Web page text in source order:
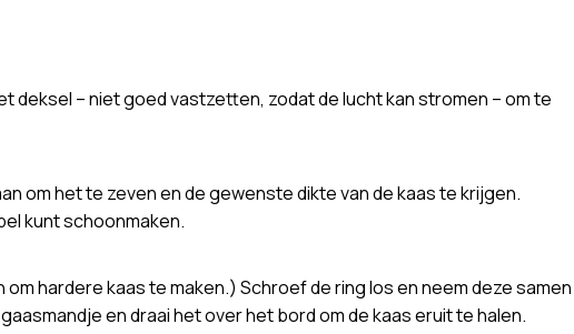
deksel – niet goed vastzetten, zodat de lucht kan stromen – om te
om het te zeven en de gewenste dikte van de kaas te krijgen.
kunt schoonmaken.
hardere kaas te maken.) Schroef de ring los en neem deze samen
en draai het over het bord om de kaas eruit te halen.